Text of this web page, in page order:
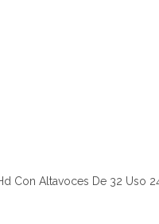
Con Altavoces De 32 Uso